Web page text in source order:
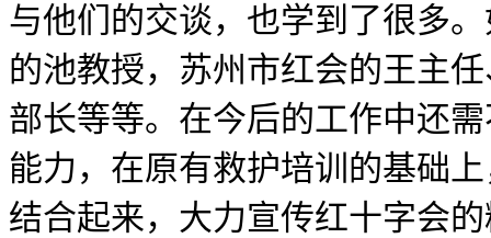
与他们的交谈，也学到了很多
的池教授，苏州市红会的王主
部长等等。在今后的工作中还
能力，在原有救护培训的基础
结合起来，大力宣传红十字会